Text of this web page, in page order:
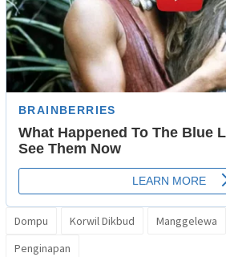
Dompu Korwil Dikbud Manggelewa
Penginapan